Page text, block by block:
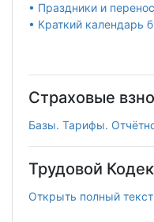
• Праздники и
• Краткий календарь
Страховые
Базы. Тарифы.
Трудовой
Открыть полный текст